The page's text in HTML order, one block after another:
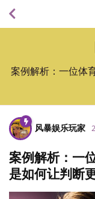
案例解析：一位体
风暴娱乐玩家
案例解析：一
是如何让判断